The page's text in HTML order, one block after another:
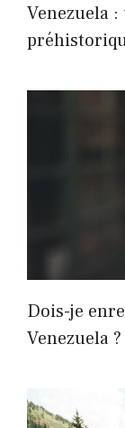
Venezuela
Dois-je
Venezuela ?